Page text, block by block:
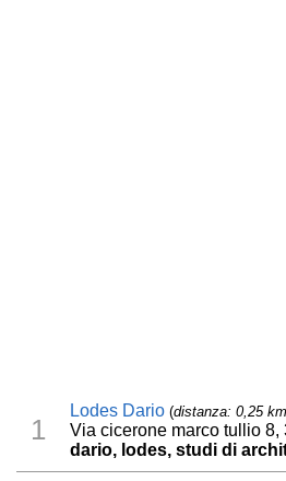
1
Lodes Dario (distanza: 0,25
Via cicerone marco tullio 8,
dario, lodes, studi di